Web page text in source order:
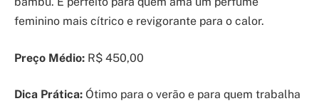
feminino mais cítrico e revigorante para o calor.
Preço Médio: R$ 450,00
Dica Prática: Ótimo para o verão e para quem trabalha